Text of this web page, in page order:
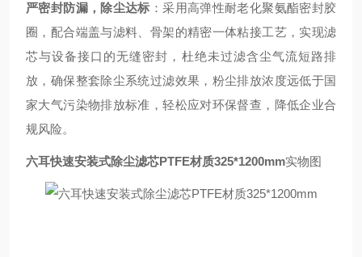
严密封防漏，除尘达标 ：采用高弹性耐老化聚氨酯密封胶
圈，配合端盖与滤料、骨架的精密一体粘接工艺，实现滤
芯与设备接口的无缝密封，杜绝未过滤含尘气流短路排
放，确保整套除尘系统过滤效果，粉尘排放浓度远低于国
家大气污染物排放标准，轻松应对环保督查，降低企业合
规风险。
六耳快速安装式除尘滤芯PTFE材质325*1200mm实物图